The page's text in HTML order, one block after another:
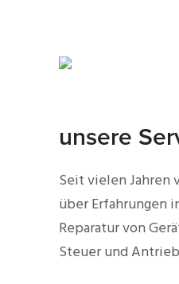
unsere
Seit vielen Jahren
über Erfahrungen
Reparatur von
Steuer und